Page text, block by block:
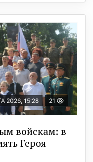
2026, 15:28 21
войскам: в
Героя